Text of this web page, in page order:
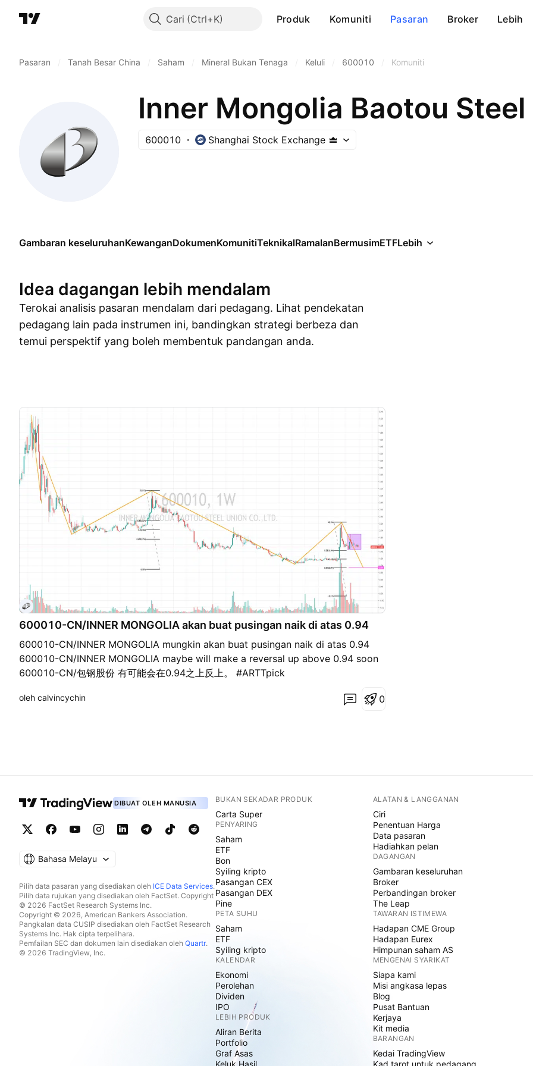
Cari Produk Komuniti Pasaran Broker Lebih
Pasaran Tanah Besar China Saham Mineral Bukan Tenaga Keluli 600010 Komuniti
600010 Shanghai Stock Exchange
Gambaran keseluruhanKewanganDokumenKomunitiTeknikalRamalanBermusimETFLebih
Idea dagangan lebih mendalam
Terokai analisis pasaran mendalam dari pedagang. Lihat pendekatan
pedagang lain pada instrumen ini, bandingkan strategi berbeza dan
temui perspektif yang boleh membentuk pandangan anda.
600010-CN/INNER MONGOLIA akan buat pusingan naik di atas 0.94
600010-CN/INNER MONGOLIA mungkin akan buat pusingan naik di atas 0.94
600010-CN/INNER MONGOLIA maybe will make a reversal up above 0.94 soon
600010-CN/包钢股份 有可能会在0.94之上反上。 #ARTTpick
oleh calvincychin 0
DIBUAT OLEH MANUSIA
Bahasa Melayu
Pilih data pasaran yang disediakan oleh ICE Data Services.
Pilih data rujukan yang disediakan oleh FactSet. Copyright
© 2026 FactSet Research Systems Inc.
Copyright © 2026, American Bankers Association.
Pangkalan data CUSIP disediakan oleh FactSet Research
Systems Inc. Hak cipta terpelihara.
Pemfailan SEC dan dokumen lain disediakan oleh Quartr.
© 2026 TradingView, Inc.
BUKAN SEKADAR PRODUK
Carta Super
PENYARING
Saham
ETF
Bon
Syiling kripto
Pasangan CEX
Pasangan DEX
Pine
PETA SUHU
Saham
ETF
Syiling kripto
KALENDAR
Ekonomi
Perolehan
Dividen
IPO
LEBIH PRODUK
Aliran Berita
Portfolio
Graf Asas
Keluk Hasil
ALATAN & LANGGANAN
Ciri
Penentuan Harga
Data pasaran
Hadiahkan pelan
DAGANGAN
Gambaran keseluruhan
Broker
Perbandingan broker
The Leap
TAWARAN ISTIMEWA
Hadapan CME Group
Hadapan Eurex
Himpunan saham AS
MENGENAI SYARIKAT
Siapa kami
Misi angkasa lepas
Blog
Pusat Bantuan
Kerjaya
Kit media
BARANGAN
Kedai TradingView
Kad tarot untuk pedagang